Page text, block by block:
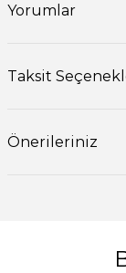
Yorumlar
Taksit
Önerileriniz